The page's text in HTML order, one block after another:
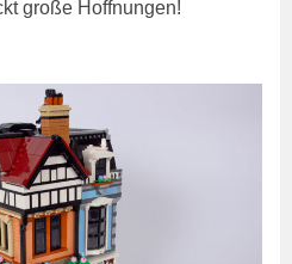
große Hoffnungen!